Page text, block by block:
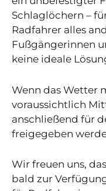
Schlaglöchern –
Radfahrer alles
Fußgängerinnen
keine ideale
Wenn das Wetter
voraussichtlich
anschließend für
freigegeben
Wir freuen uns,
bald zur